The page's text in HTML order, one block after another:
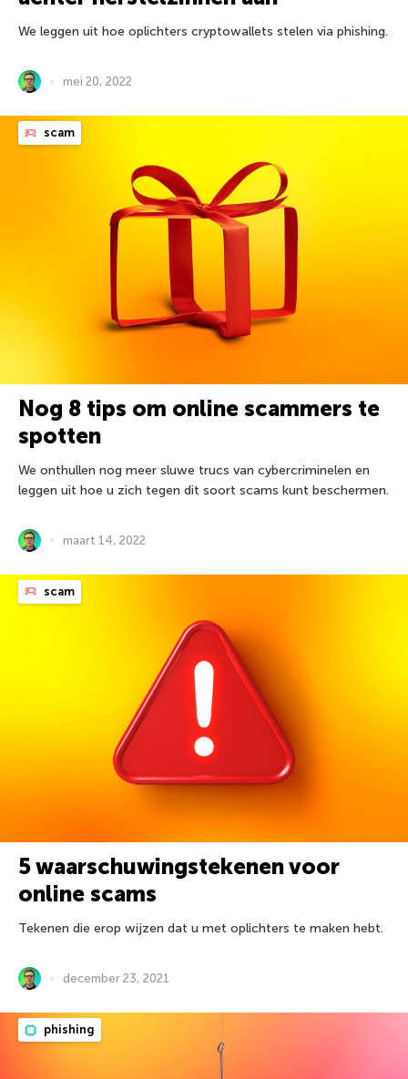
We leggen uit hoe oplichters cryptowallets stelen via phishing.
mei 20, 2022
scam
Nog 8 tips om online scammers te
spotten
We onthullen nog meer sluwe trucs van cybercriminelen en
leggen uit hoe u zich tegen dit soort scams kunt beschermen.
maart 14, 2022
scam
5 waarschuwingstekenen voor
online scams
Tekenen die erop wijzen dat u met oplichters te maken hebt.
december 23, 2021
phishing